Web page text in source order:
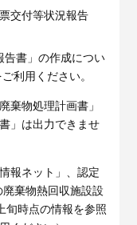
交付等状況報告
告書」の作成につい
利用ください。
棄物処理計画書」
」は出力できませ
報ネット」、認定
棄物熱回収施設設
旬時点の情報を参照